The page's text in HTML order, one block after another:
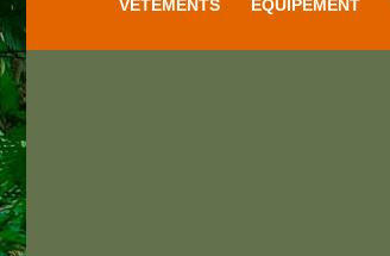
VÊTEMENTS EQUIPEMENT